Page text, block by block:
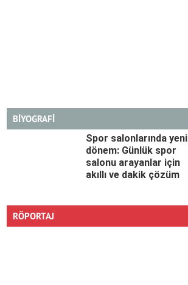
BİYOGRAFİ
Spor salonlarında yeni
dönem: Günlük spor
salonu arayanlar için
akıllı ve dakik çözüm
RÖPORTAJ